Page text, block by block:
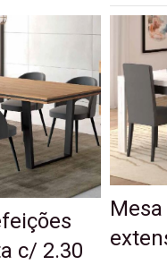
c/ 2.30